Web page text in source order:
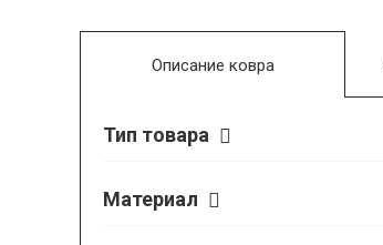
Описание ковра
Тип товара
Материал